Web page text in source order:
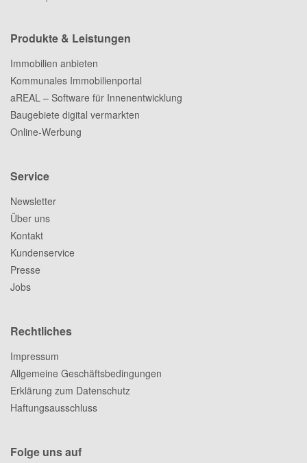
Produkte & Leistungen
Immobilien anbieten
Kommunales Immobilienportal
aREAL – Software für Innenentwicklung
Baugebiete digital vermarkten
Online-Werbung
Service
Newsletter
Über uns
Kontakt
Kundenservice
Presse
Jobs
Rechtliches
Impressum
Allgemeine Geschäftsbedingungen
Erklärung zum Datenschutz
Haftungsausschluss
Folge uns auf